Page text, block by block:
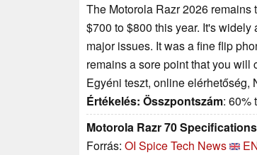
The Motorola Razr 2026
$700 to $800 this year. It's
major issues. It was a fine flip
remains a sore point that you will
Egyéni teszt, online elérhetőség,
Értékelés: Összpontszám: 60%
Motorola Razr 70
Forrás: OI Spice Tech News